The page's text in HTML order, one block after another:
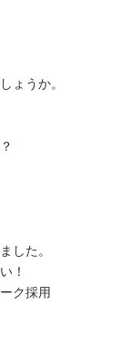
ょうか。
した。
！
ク採用